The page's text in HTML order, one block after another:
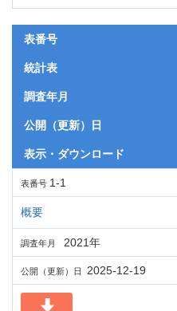
表番号
統計表
調査年月
公開（更新）日
表示・ダウンロード
表番号 1-1
概要
調査年月 2021年
公開（更新）日 2025-12-19